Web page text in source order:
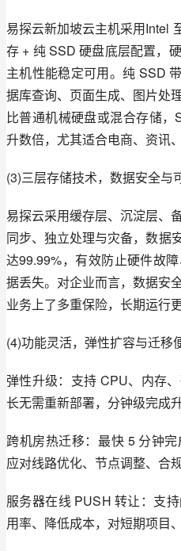
易探云新加坡云主机采用Intel
存 + 纯 SSD 硬盘底层配置，
主机性能稳定可用。纯 SSD
据库查询、页面生成、图片处
比普通机械硬盘或混合存储
升数倍，尤其适合电商、资讯
(3)三层存储技术，数据安全与
易探云采用缓存层、沉淀层、
同步、独立处理与灾备，数据
达99.99%，有效防止硬件故
据丢失。对企业而言，数据安
业务上了多重保险，长期运行更
(4)功能灵活，弹性扩容与迁移
弹性升级：支持 CPU、内存
长无需重新部署，分钟级完成升
跨机房热迁移：最快 5 分钟
应对线路优化、节点调整、合
服务器在线 PUSH 转让：支
用率、降低成本，对短期项目